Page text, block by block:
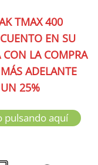
TMAX 400
EN SU
CON LA COMPRA
ADELANTE
25%
pulsando aquí